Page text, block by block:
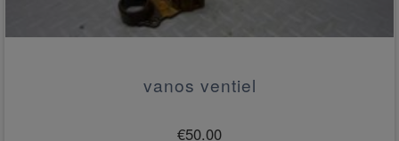
vanos ventiel
€50.00